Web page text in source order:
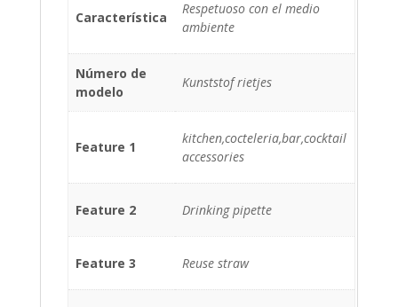
Característica
Respetuoso con el medio
ambiente
Número de
modelo
Kunststof rietjes
Feature 1
kitchen,cocteleria,bar,cocktail
accessories
Feature 2 Drinking pipette
Feature 3 Reuse straw